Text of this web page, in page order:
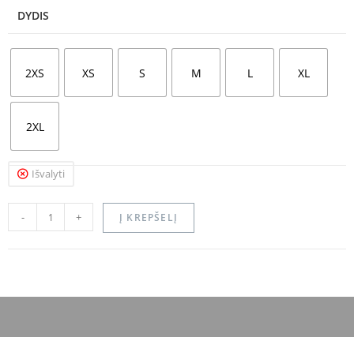
DYDIS
2XS XS S M L XL
2XL
Išvalyti
- + Į KREPŠELĮ